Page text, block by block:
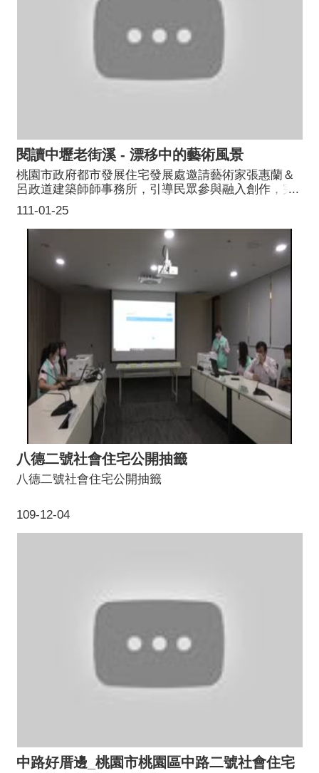
閱讀中壢老街溪 - 漂移中的藝術風景
111-01-25
桃園市政府都市發展住宅發展處邀請藝術家張惠蘭＆
呂政道建築師師事務所，引導民眾參與融入創作，完
成計畫型公共藝術創作計畫「閱讀 中壢老街溪 - 漂移
中的藝術風景」。本公共藝術設置計畫由地誌轉化的
「文化地景元素」與現有環境作連結，觸動常民探索
環境中的故事，身處城市之中，這些讓人熟悉與認同
的環境場域，將成為讓人感動的指引，成為一種美感
的體現，更因此使之再度書寫與滲透河畔居民城市記
憶。||透過計畫概念，連結自然環境與對話的機會，除
了在地的重要歷史價值及人文特色的重要性外，藉由
色彩描繪與圖像紀錄地區文化新樣貌，並作為地區形
塑未來城市意象與藝術轉化，打開對老街溪畔的想像
空間，邀請民眾閱讀與連結社區逐漸共構的風景，公
共藝術計畫本身是「計畫」也是「媒介」；是「縫合
工具」也是一個「逐漸形成的公共藝術作品」。
八德二號社會住宅公開抽籤
109-12-04
八德二號社會住宅公開抽籤
中路好厝邊_桃園市桃園區中路二號社會住宅